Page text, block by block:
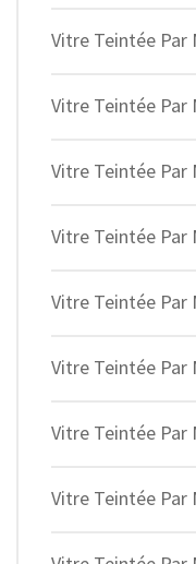
Vitre Teintée Par
Vitre Teintée Par
Vitre Teintée Par
Vitre Teintée Par
Vitre Teintée Par
Vitre Teintée Par
Vitre Teintée Par
Vitre Teintée Par